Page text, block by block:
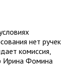
нет ручек
комиссия,
Ирина Фомина